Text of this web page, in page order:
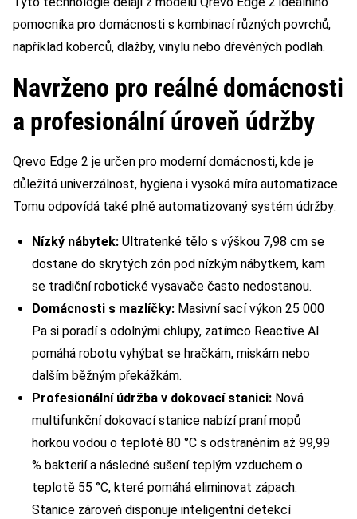
pomocníka pro domácnosti s kombinací různých povrchů,
například koberců, dlažby, vinylu nebo dřevěných podlah.
Navrženo pro reálné domácnosti
a profesionální úroveň údržby
Qrevo Edge 2 je určen pro moderní domácnosti, kde je
důležitá univerzálnost, hygiena i vysoká míra automatizace.
Tomu odpovídá také plně automatizovaný systém údržby:
Nízký nábytek: Ultratenké tělo s výškou 7,98 cm se
dostane do skrytých zón pod nízkým nábytkem, kam
se tradiční robotické vysavače často nedostanou.
Domácnosti s mazlíčky: Masivní sací výkon 25 000
Pa si poradí s odolnými chlupy, zatímco Reactive AI
pomáhá robotu vyhýbat se hračkám, miskám nebo
dalším běžným překážkám.
Profesionální údržba v dokovací stanici: Nová
multifunkční dokovací stanice nabízí praní mopů
horkou vodou o teplotě 80 °C s odstraněním až 99,99
% bakterií a následné sušení teplým vzduchem o
teplotě 55 °C, které pomáhá eliminovat zápach.
Stanice zároveň disponuje inteligentní detekcí